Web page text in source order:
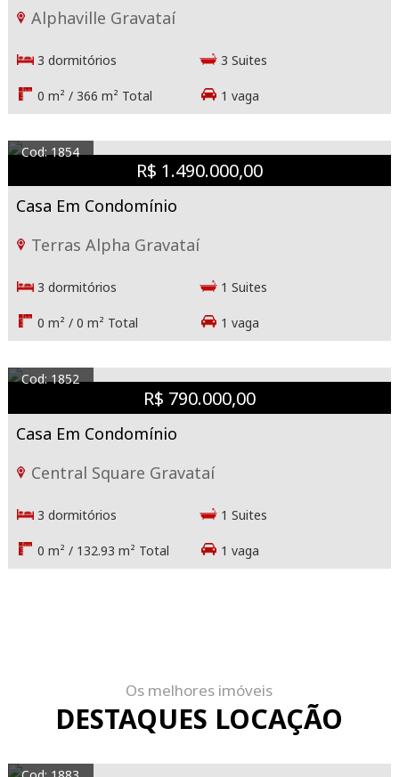
Alphaville Gravataí
3 dormitórios 3 Suites
0 m² / 366 m² Total 1 vaga
Cod: 1854
R$ 1.490.000,00
Casa Em Condomínio
Terras Alpha Gravataí
3 dormitórios 1 Suites
0 m² / 0 m² Total 1 vaga
Cod: 1852
R$ 790.000,00
Casa Em Condomínio
Central Square Gravataí
3 dormitórios 1 Suites
0 m² / 132.93 m² Total 1 vaga
Os melhores imóveis
DESTAQUES LOCAÇÃO